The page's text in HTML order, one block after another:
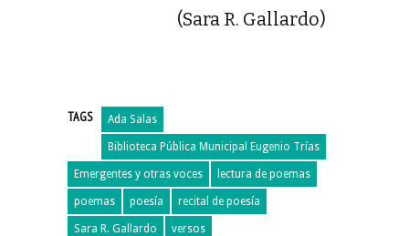
(Sara R. Gallardo)
TAGS Ada Salas
Biblioteca Pública Municipal Eugenio Trías
Emergentes y otras voces lectura de poemas
poemas poesía recital de poesía
Sara R. Gallardo versos